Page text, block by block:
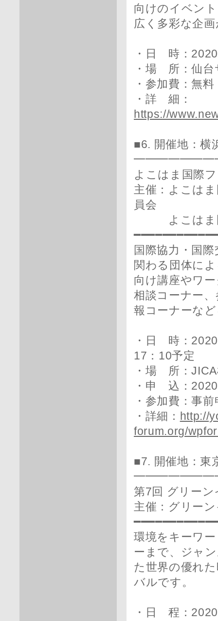
向けのイベン
広く多彩な企
・日 時：
・場 所：仙台
・参加費：無
・詳 細：
https://
■6. 開催地：横
よこはま国際
主催：よこは
員会
よこはま国
国際協力・国
関わる団体に
向け講座やワ
相談コーナー
報コーナーな
・日 時：
17：10予定
・場 所：
・申 込：
・参加費：事
・詳細： http://
forum.org/
■7. 開催地：東
第7回 グリーン
主催：グリー
環境をキーワ
ーまで、ジャ
た世界の優れ
バルです。
・日 程：